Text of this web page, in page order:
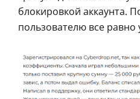
блокировкой аккаунта.
пользователю все равно